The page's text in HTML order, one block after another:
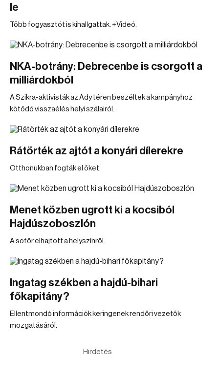
le
Több fogyasztót is kihallgattak. +Videó.
NKA-botrány: Debrecenbe is csorgott a
milliárdokból
A Szikra-aktivisták az Ady téren beszéltek a kampányhoz
kötődő visszaélés helyi szálairól.
Rátörték az ajtót a konyári dílerekre
Otthonukban fogták el őket.
Menet közben ugrott ki a kocsiból
Hajdúszoboszlón
A sofőr elhajtott a helyszínről.
Ingatag székben a hajdú-bihari
főkapitány?
Ellentmondó információk keringenek rendőri vezetők
mozgatásáról.
Hirdetés